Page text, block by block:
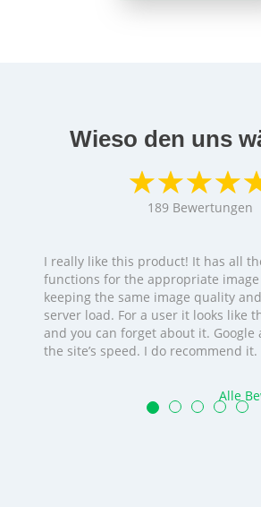
Wieso den uns
189 Bewertungen
I really like this product! It has all
functions for the appropriate
keeping the same image quality
server load. For a user it looks like
and you can forget about it. Google
the site’s speed. I do recommend it.
Alle